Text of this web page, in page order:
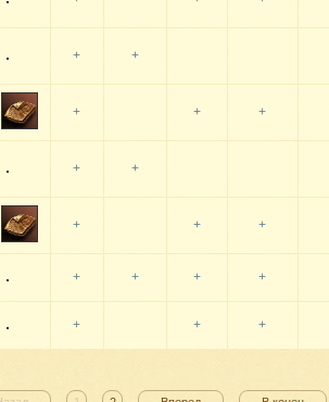
+ +
+ + +
+ +
+ + +
+ + + +
+ + +